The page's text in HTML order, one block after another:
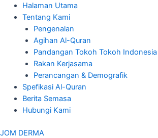
Halaman Utama
Tentang Kami
Pengenalan
Agihan Al-Quran
Pandangan Tokoh Tokoh Indonesia
Rakan Kerjasama
Perancangan & Demografik
Spefikasi Al-Quran
Berita Semasa
Hubungi Kami
JOM DERMA